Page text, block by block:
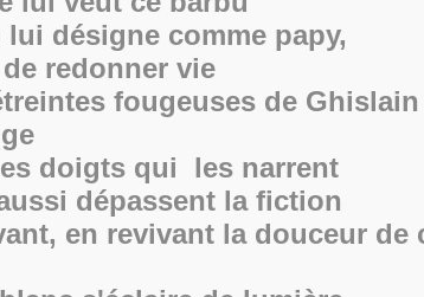
désigne comme papy,
redonner vie
fougeuses de
doigts qui les narrent
dépassent la fiction
en revivant la douceur de